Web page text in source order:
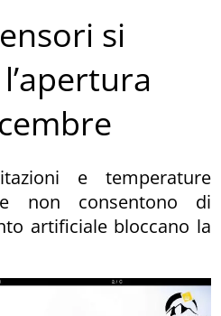
si
e temperature
non consentono di
artificiale bloccano la